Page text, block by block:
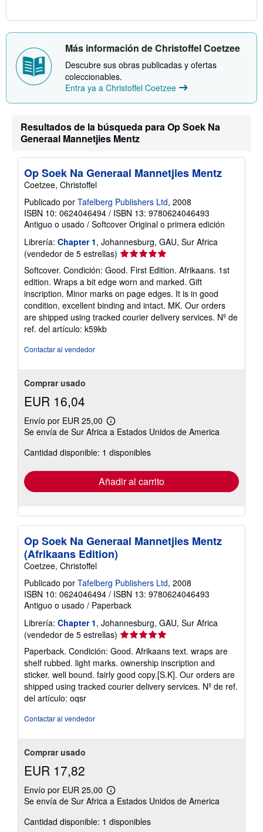
Más información de Christoffel Coetzee
Descubre sus obras publicadas y ofertas
coleccionables.
Entra ya a Christoffel Coetzee
Resultados de la búsqueda para Op Soek Na
Generaal Mannetjies Mentz
Op Soek Na Generaal Mannetjies Mentz
Coetzee, Christoffel
Publicado por Tafelberg Publishers Ltd, 2008
ISBN 10: 0624046494 / ISBN 13: 9780624046493
Antiguo o usado / Softcover Original o primera edición
Librería: Chapter 1, Johannesburg, GAU, Sur Africa
(vendedor de 5 estrellas) Calificación
del
vendedor:
5
de
5
estrellas
Softcover. Condición: Good. First Edition. Afrikaans. 1st
edition. Wraps a bit edge worn and marked. Gift
inscription. Minor marks on page edges. It is in good
condition, excellent binding and intact. MK. Our orders
are shipped using tracked courier delivery services. Nº de
ref. del artículo: k59kb
Contactar al vendedor
Comprar usado
EUR 16,04
Envío por EUR 25,00
Más
información
las
tarifas
envío
Se envía de Sur Africa a Estados Unidos de America
Cantidad disponible: 1 disponibles
Añadir al carrito
Op Soek Na Generaal Mannetjies Mentz
(Afrikaans Edition)
Coetzee, Christoffel
Publicado por Tafelberg Publishers Ltd, 2008
ISBN 10: 0624046494 / ISBN 13: 9780624046493
Antiguo o usado / Paperback
Librería: Chapter 1, Johannesburg, GAU, Sur Africa
(vendedor de 5 estrellas) Calificación
del
vendedor:
5
de
5
Paperback. Condición: Good. Afrikaans text. wraps are
shelf rubbed. light marks. ownership inscription and
sticker. well bound. fairly good copy.[S.K]. Our orders are
shipped using tracked courier delivery services. Nº de ref.
del artículo: oqsr
Contactar al vendedor
Comprar usado
EUR 17,82
Envío por EUR 25,00
Más
información
las
tarifas
Se envía de Sur Africa a Estados Unidos de America
Cantidad disponible: 1 disponibles